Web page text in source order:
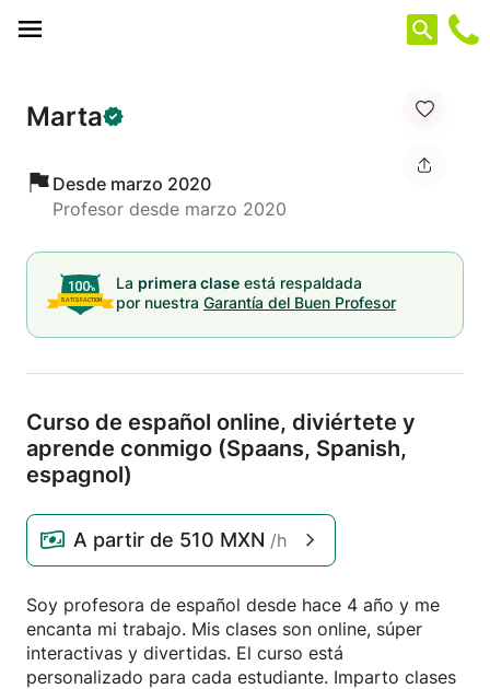
Marta
Desde marzo 2020
Profesor desde marzo 2020
La primera clase está respaldada
por nuestra Garantía del Buen Profesor
Curso de español online, diviértete y
aprende conmigo (Spaans, Spanish,
espagnol)
A partir de 510 MXN /h
Soy profesora de español desde hace 4 año y me
encanta mi trabajo. Mis clases son online, súper
interactivas y divertidas. El curso está
personalizado para cada estudiante. Imparto clases